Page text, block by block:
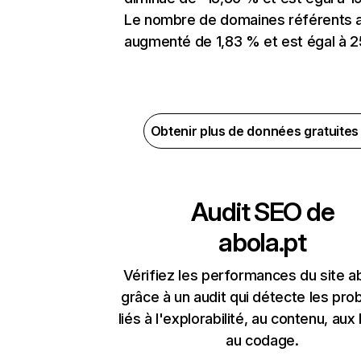
Le nombre de domaines référents
augmenté de 1,83 % et est égal à
Obtenir plus de données
Audit SEO de
abola.pt
Vérifiez les performances du site
grâce à un audit qui détecte les
liés à l'explorabilité, au contenu, aux
au codage.